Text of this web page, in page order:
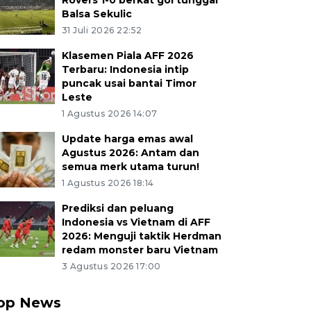
Balsa Sekulic
31 Juli 2026 22:52
Klasemen Piala AFF 2026
Terbaru: Indonesia intip
puncak usai bantai Timor
Leste
1 Agustus 2026 14:07
Update harga emas awal
Agustus 2026: Antam dan
semua merk utama turun!
1 Agustus 2026 18:14
Prediksi dan peluang
Indonesia vs Vietnam di AFF
2026: Menguji taktik Herdman
redam monster baru Vietnam
3 Agustus 2026 17:00
News